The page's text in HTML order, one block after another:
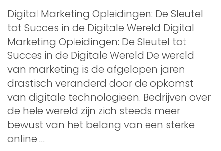
Digital Marketing Opleidingen: De Sleutel
tot Succes in de Digitale Wereld Digital
Marketing Opleidingen: De Sleutel tot
Succes in de Digitale Wereld De wereld
van marketing is de afgelopen jaren
drastisch veranderd door de opkomst
van digitale technologieën. Bedrijven over
de hele wereld zijn zich steeds meer
bewust van het belang van een sterke
online …